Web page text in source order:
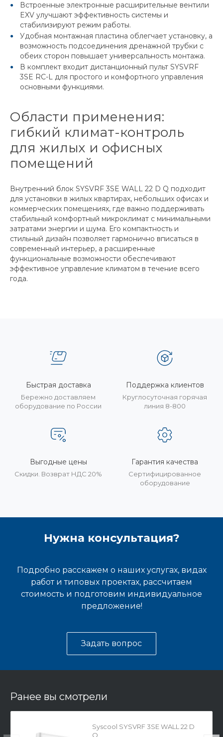
Встроенные электронные расширительные вентили
EXV улучшают эффективность системы и
стабилизируют режим работы.
Удобная монтажная пластина облегчает установку, а
возможность подсоединения дренажной трубки с
обеих сторон повышает универсальность монтажа.
В комплект входит дистанционный пульт SYSVRF
3SE RC-L для простого и комфортного управления
основными функциями.
Области применения:
гибкий климат-контроль
для жилых и офисных
помещений
Внутренний блок SYSVRF 3SE WALL 22 D Q подходит
для установки в жилых квартирах, небольших офисах и
коммерческих помещениях, где важно поддерживать
стабильный комфортный микроклимат с минимальными
затратами энергии и шума. Его компактность и
стильный дизайн позволяет гармонично вписаться в
современный интерьер, а расширенные
функциональные возможности обеспечивают
эффективное управление климатом в течение всего
года.
Быстрая доставка
Бережно доставляем
оборудование по России
Поддержка клиентов
Круглосуточная горячая
линия 8-800
Выгодные цены
Скидки. Возврат НДС 20%
Гарантия качества
Сертифицированное
оборудование
Нужна консультация?
Подробно расскажем о наших услугах, видах
работ и типовых проектах, рассчитаем
стоимость и подготовим индивидуальное
предложение!
Задать вопрос
Ранее вы смотрели
Syscool SYSVRF 3SE WALL 22 D
Q